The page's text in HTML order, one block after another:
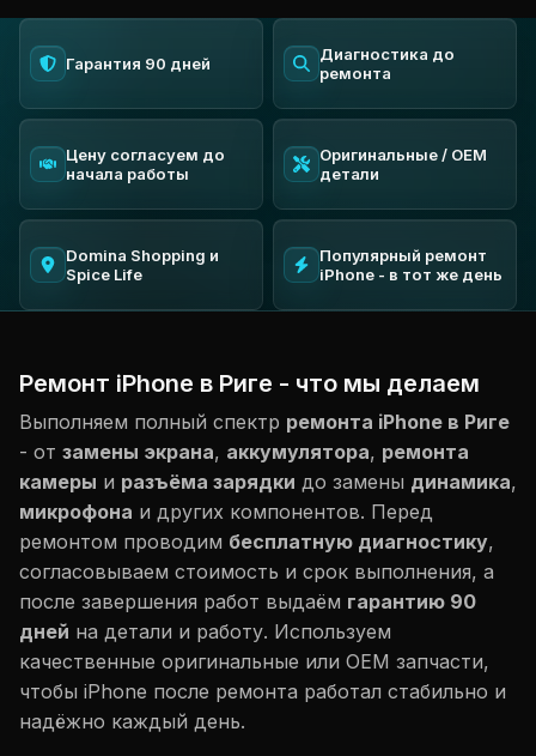
Гарантия 90 дней
Диагностика до
ремонта
Цену согласуем до
начала работы
Оригинальные / OEM
детали
Domina Shopping и
Spice Life
Популярный ремонт
iPhone - в тот же день
Ремонт iPhone в Риге - что мы делаем
Выполняем полный спектр ремонта iPhone в Риге
- от замены экрана, аккумулятора, ремонта
камеры и разъёма зарядки до замены динамика,
микрофона и других компонентов. Перед
ремонтом проводим бесплатную диагностику,
согласовываем стоимость и срок выполнения, а
после завершения работ выдаём гарантию 90
дней на детали и работу. Используем
качественные оригинальные или OEM запчасти,
чтобы iPhone после ремонта работал стабильно и
надёжно каждый день.